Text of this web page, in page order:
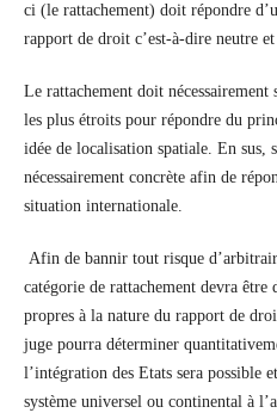
ci (le rattachement) doit répondre
rapport de droit c’est-à-dire neutre
Le rattachement doit
les plus étroits pour répondre du
idée de localisation spatiale. En sus,
nécessairement concrète afin de
situation internationale.
Afin de bannir tout risque
catégorie de rattachement devra être
propres à la nature du rapport de
juge pourra déterminer
l’intégration des Etats sera possible
système universel ou continental à